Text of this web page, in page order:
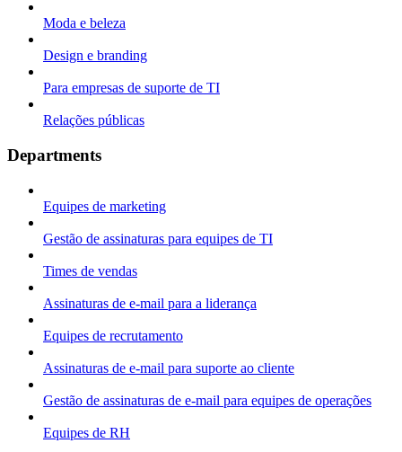
Moda e beleza
Design e branding
Para empresas de suporte de TI
Relações públicas
Departments
Equipes de marketing
Gestão de assinaturas para equipes de TI
Times de vendas
Assinaturas de e-mail para a liderança
Equipes de recrutamento
Assinaturas de e-mail para suporte ao cliente
Gestão de assinaturas de e-mail para equipes de operações
Equipes de RH